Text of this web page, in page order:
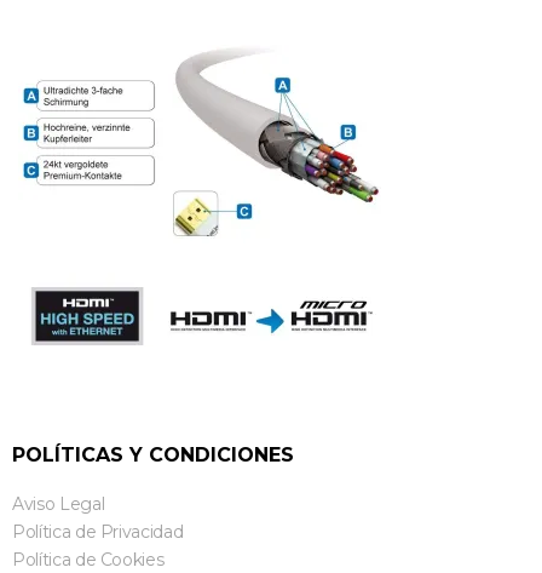
POLÍTICAS Y CONDICIONES
Aviso Legal
Política de Privacidad
Política de Cookies